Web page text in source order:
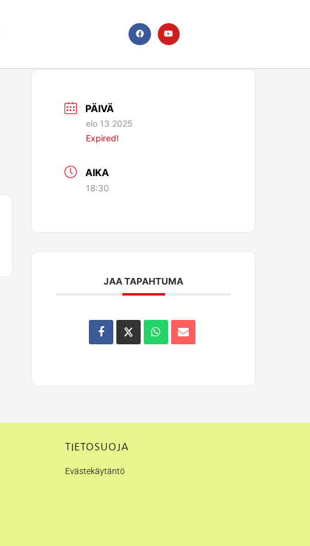
F
a
Y
o
u
PÄIVÄ
elo 13 2025
Expired!
AIKA
18:30
JAA TAPAHTUMA
TIETOSUOJA
Evästekäytäntö